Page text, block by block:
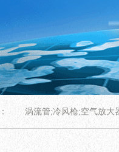
涡流管;冷风枪;空气放大